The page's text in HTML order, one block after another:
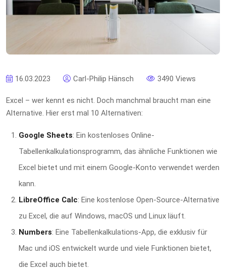
16.03.2023 Carl-Philip Hänsch 3490 Views
Excel – wer kennt es nicht. Doch manchmal braucht man eine
Alternative. Hier erst mal 10 Alternativen:
Google Sheets: Ein kostenloses Online-
Tabellenkalkulationsprogramm, das ähnliche Funktionen wie
Excel bietet und mit einem Google-Konto verwendet werden
kann.
LibreOffice Calc: Eine kostenlose Open-Source-Alternative
zu Excel, die auf Windows, macOS und Linux läuft.
Numbers: Eine Tabellenkalkulations-App, die exklusiv für
Mac und iOS entwickelt wurde und viele Funktionen bietet,
die Excel auch bietet.